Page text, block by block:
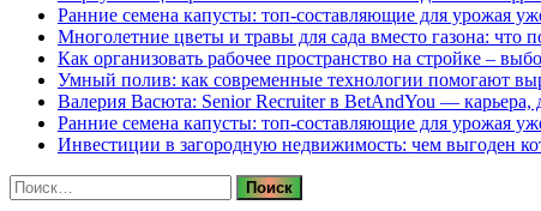
Ранние семена капусты: топ‑составляющие для урожая
Многолетние цветы и травы для сада вместо газона: что
Как организовать рабочее пространство на стройке –
Умный полив: как современные технологии помогают
Валерия Васюта: Senior Recruiter в BetAndYou — карьера,
Ранние семена капусты: топ‑составляющие для урожая
Инвестиции в загородную недвижимость: чем выгоден
Найти: